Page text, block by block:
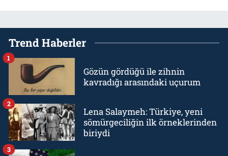
Trend Haberler
Gözün gördüğü ile zihnin
kavradığı arasındaki uçurum
1
Lena Salaymeh: Türkiye, yeni
sömürgeciliğin ilk örneklerinden
biriydi
2
3